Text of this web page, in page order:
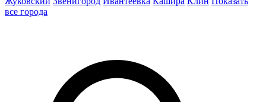
все города